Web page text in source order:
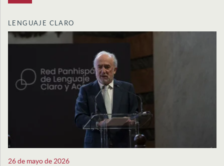
LENGUAJE CLARO
26 de mayo de 2026